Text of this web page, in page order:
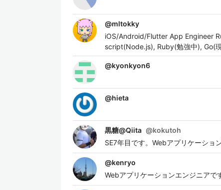
@mltokky
iOS/Android/Flutter App Engineer
script(Node.js), Ruby(勉強中), Go(
@kyonkyon6
@hieta
黒糖@Qiita @kokutoh
SE7年目です。Webアプリケーショ
@kenryo
Webアプリケーションエンジニアで